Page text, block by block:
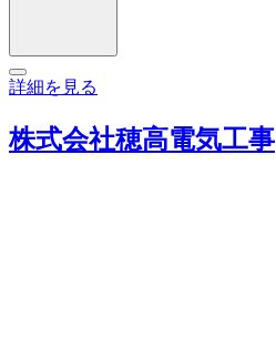
詳細を見る
株式会社穂高電気工事